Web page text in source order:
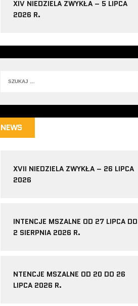
XIV NIEDZIELA ZWYKŁA – 5 LIPCA
2026 R.
NEWS
XVII NIEDZIELA ZWYKŁA – 26 LIPCA
2026
INTENCJE MSZALNE OD 27 LIPCA DO
2 SIERPNIA 2026 R.
NTENCJE MSZALNE OD 20 DO 26
LIPCA 2026 R.